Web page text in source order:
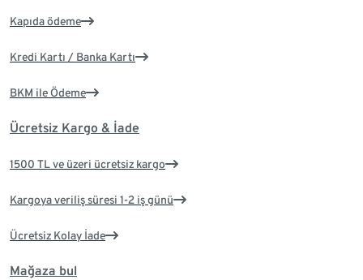
Kapıda ödeme
Kredi Kartı / Banka Kartı
BKM ile Ödeme
Ücretsiz Kargo & İade
1500 TL ve üzeri ücretsiz kargo
Kargoya veriliş süresi 1-2 iş günü
Ücretsiz Kolay İade
Mağaza bul